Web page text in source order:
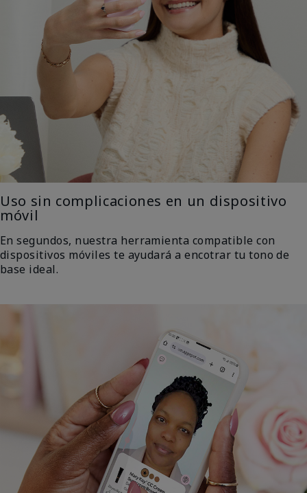
Uso sin complicaciones en un dispositivo
móvil
En segundos, nuestra herramienta compatible con
dispositivos móviles te ayudará a encotrar tu tono de
base ideal.